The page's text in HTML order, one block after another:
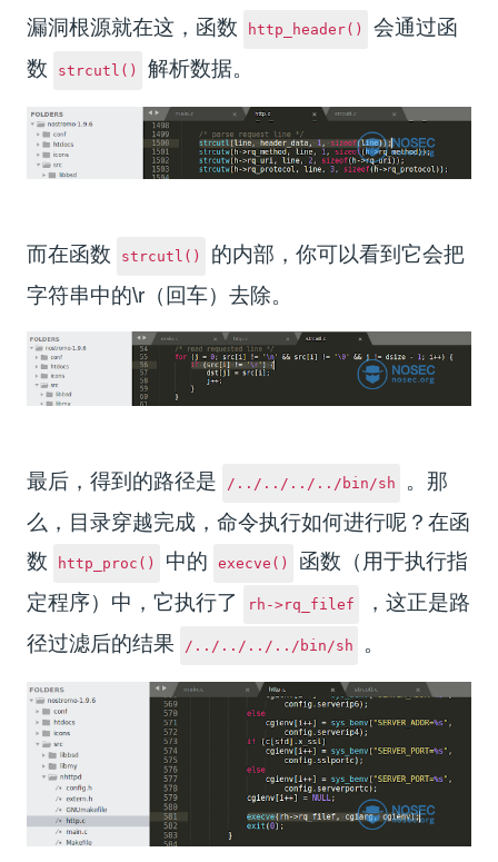
漏洞根源就在这，函数 http_header()
会通过函
数
strcutl() 解析数据。
而在函数 strcutl()
的内部，你可以看到它会把
字符串中的\r（回车）去除。
最后，得到的路径是 /../../../../bin/sh
。那
么，目录穿越完成，命令执行如何进行呢？在函
数
http_proc() 中的 execve()
函数（用于执行指
定程序）中，它执行了
rh->rq_filef
，这正是路
径过滤后的结果
/../../../../bin/sh 。